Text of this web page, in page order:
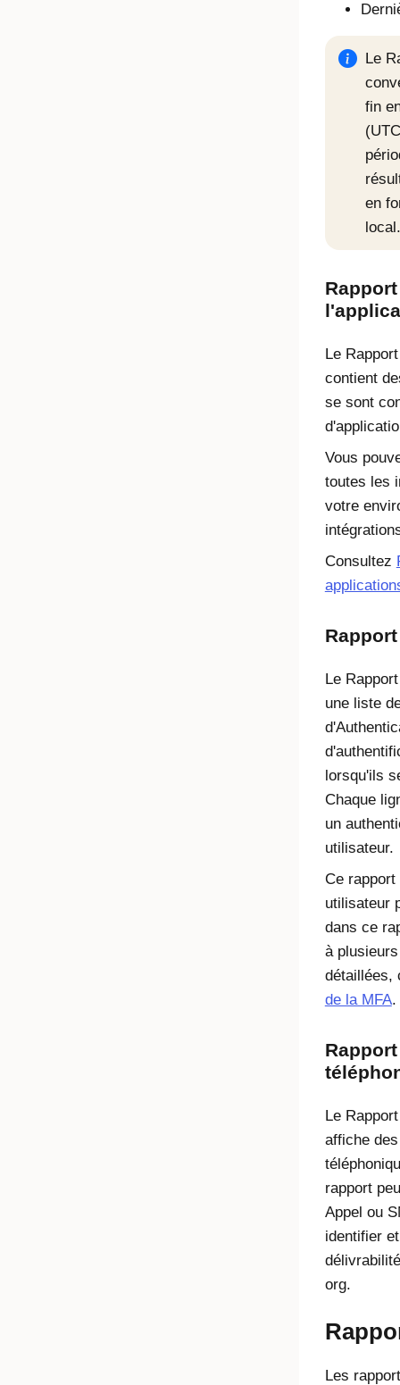
Le
fin
en
local.
Le
contient
se sont
Vous
toutes les
votre
Consultez
Le
une liste
lorsqu'ils
Chaque
un
utilisateur.
Ce
utilisateur
dans ce
à
détaillées,
de la MFA.
Le
affiche
rapport
Appel ou
identifier
org.
Les